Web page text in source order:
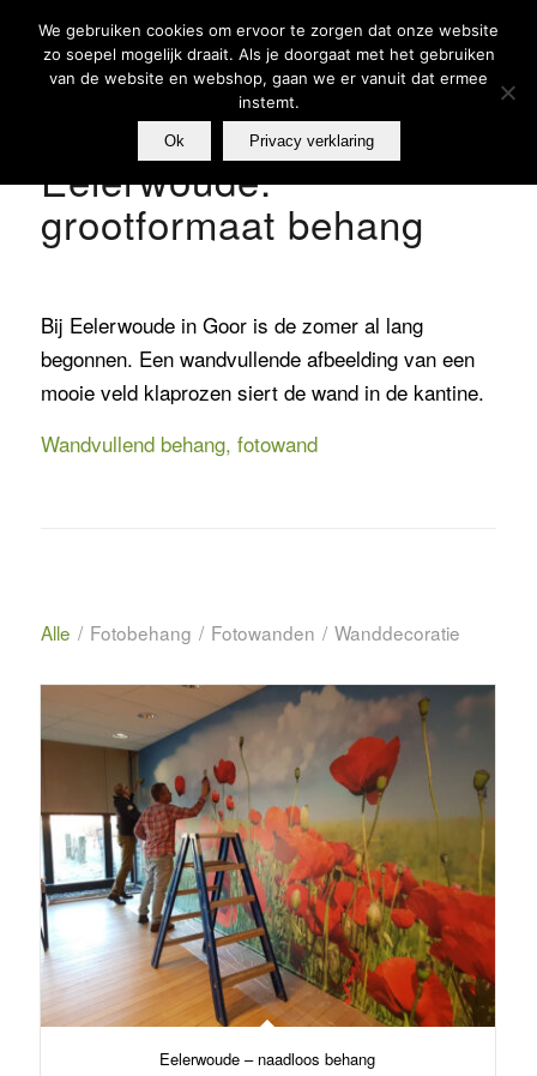
Eelerwoude:
grootformaat behang
Bij Eelerwoude in Goor is de zomer al lang
begonnen. Een wandvullende afbeelding van een
mooie veld klaprozen siert de wand in de kantine.
Wandvullend behang, fotowand
Alle / Fotobehang / Fotowanden / Wanddecoratie
Eelerwoude – naadloos behang
We gebruiken cookies om ervoor te zorgen dat onze website
zo soepel mogelijk draait. Als je doorgaat met het gebruiken
van de website en webshop, gaan we er vanuit dat ermee
instemt.
Ok Privacy verklaring